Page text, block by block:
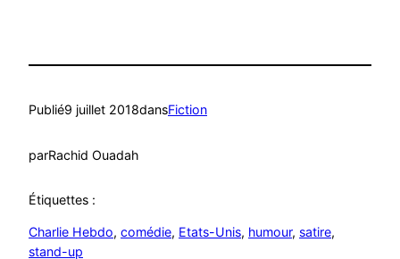
Publié9 juillet 2018dansFiction
parRachid Ouadah
Étiquettes :
Charlie Hebdo, comédie, Etats-Unis, humour, satire
stand-up